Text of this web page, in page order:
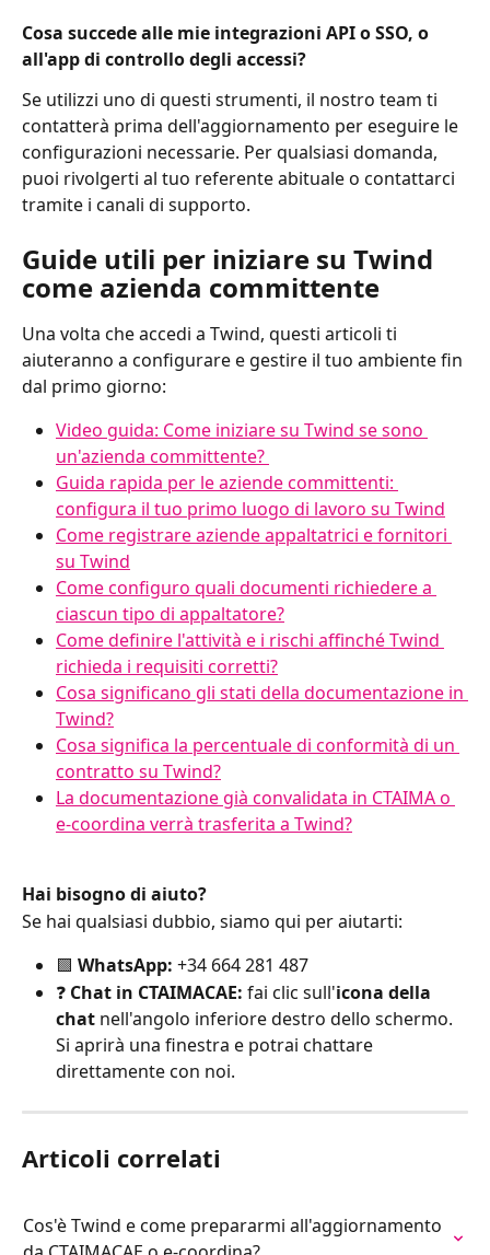
Cosa succede alle mie integrazioni API o SSO, o
all'app di controllo degli accessi?
Se utilizzi uno di questi strumenti, il nostro team ti
contatterà prima dell'aggiornamento per eseguire le
configurazioni necessarie. Per qualsiasi domanda,
puoi rivolgerti al tuo referente abituale o contattarci
tramite i canali di supporto.
Guide utili per iniziare su Twind
come azienda committente
Una volta che accedi a Twind, questi articoli ti
aiuteranno a configurare e gestire il tuo ambiente fin
dal primo giorno:
Video guida: Come iniziare su Twind se sono
un'azienda committente?
Guida rapida per le aziende committenti:
configura il tuo primo luogo di lavoro su Twind
Come registrare aziende appaltatrici e fornitori
su Twind
Come configuro quali documenti richiedere a
ciascun tipo di appaltatore?
Come definire l'attività e i rischi affinché Twind
richieda i requisiti corretti?
Cosa significano gli stati della documentazione in
Twind?
Cosa significa la percentuale di conformità di un
contratto su Twind?
La documentazione già convalidata in CTAIMA o
e-coordina verrà trasferita a Twind?
Hai bisogno di aiuto?
Se hai qualsiasi dubbio, siamo qui per aiutarti:
🟩 WhatsApp: +34 664 281 487
❓ Chat in CTAIMACAE: fai clic sull'icona della
chat nell'angolo inferiore destro dello schermo.
Si aprirà una finestra e potrai chattare
direttamente con noi.
Articoli correlati
Cos'è Twind e come prepararmi all'aggiornamento